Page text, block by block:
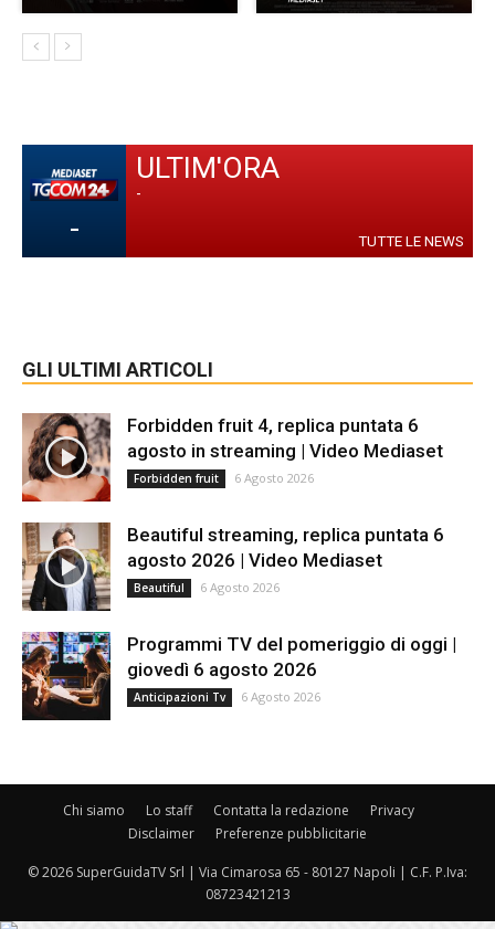
-
ULTIM'ORA
-
TUTTE LE NEWS
GLI ULTIMI ARTICOLI
Forbidden fruit 4, replica puntata 6
agosto in streaming | Video Mediaset
Forbidden fruit 6 Agosto 2026
Beautiful streaming, replica puntata 6
agosto 2026 | Video Mediaset
Beautiful 6 Agosto 2026
Programmi TV del pomeriggio di oggi |
giovedì 6 agosto 2026
Anticipazioni Tv 6 Agosto 2026
Chi siamo Lo staff Contatta la redazione
Privacy
Disclaimer
Preferenze pubblicitarie
© 2026 SuperGuidaTV Srl | Via Cimarosa 65 - 80127 Napoli | C.F. P.Iva:
08723421213